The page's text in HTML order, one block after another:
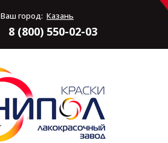
Ваш город: Казань
8 (800) 550-02-03